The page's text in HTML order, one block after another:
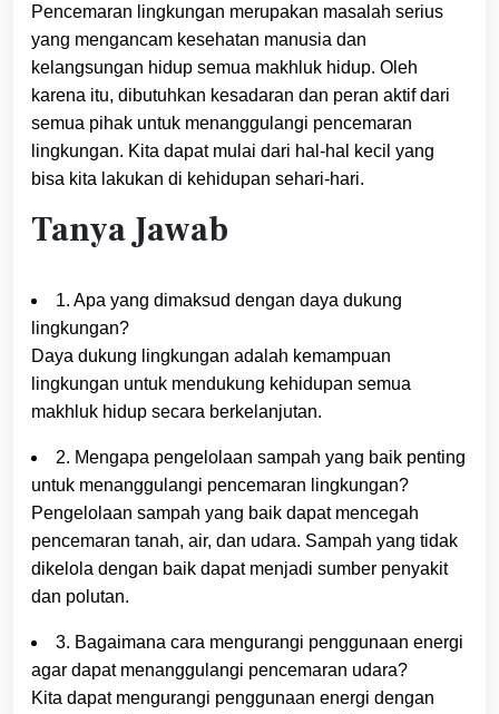
Pencemaran lingkungan merupakan masalah serius
yang mengancam kesehatan manusia dan
kelangsungan hidup semua makhluk hidup. Oleh
karena itu, dibutuhkan kesadaran dan peran aktif dari
semua pihak untuk menanggulangi pencemaran
lingkungan. Kita dapat mulai dari hal-hal kecil yang
bisa kita lakukan di kehidupan sehari-hari.
Tanya Jawab
1. Apa yang dimaksud dengan daya dukung
lingkungan?
Daya dukung lingkungan adalah kemampuan
lingkungan untuk mendukung kehidupan semua
makhluk hidup secara berkelanjutan.
2. Mengapa pengelolaan sampah yang baik penting
untuk menanggulangi pencemaran lingkungan?
Pengelolaan sampah yang baik dapat mencegah
pencemaran tanah, air, dan udara. Sampah yang tidak
dikelola dengan baik dapat menjadi sumber penyakit
dan polutan.
3. Bagaimana cara mengurangi penggunaan energi
agar dapat menanggulangi pencemaran udara?
Kita dapat mengurangi penggunaan energi dengan